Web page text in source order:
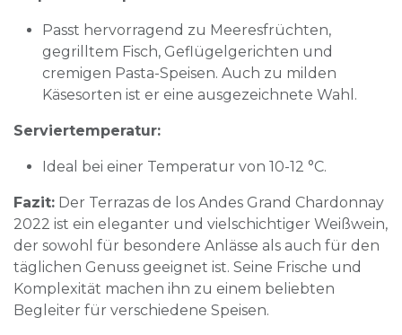
Passt hervorragend zu Meeresfrüchten,
gegrilltem Fisch, Geflügelgerichten und
cremigen Pasta-Speisen. Auch zu milden
Käsesorten ist er eine ausgezeichnete Wahl.
Serviertemperatur:
Ideal bei einer Temperatur von 10-12 °C.
Fazit: Der Terrazas de los Andes Grand Chardonnay
2022 ist ein eleganter und vielschichtiger Weißwein,
der sowohl für besondere Anlässe als auch für den
täglichen Genuss geeignet ist. Seine Frische und
Komplexität machen ihn zu einem beliebten
Begleiter für verschiedene Speisen.